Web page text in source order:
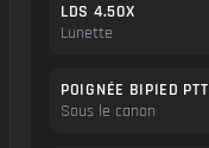
LDS 4.50X
Lunette
POIGNÉE BIPIED PTT
Sous le canon